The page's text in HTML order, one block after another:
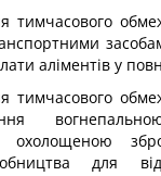
тимчасового
аліментів у
тимчасового
охолощеною
для